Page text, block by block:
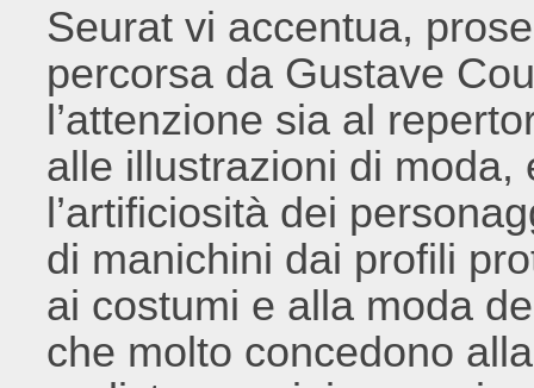
Seurat vi accentua,
percorsa da Gustave
l’attenzione sia al
alle illustrazioni di
l’artificiosità dei
di manichini dai profili
ai costumi e alla moda
che molto concedono